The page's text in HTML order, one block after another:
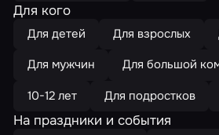
Для кого
Для детей Для взрослых
Для мужчин
Для большой
10-12 лет
Для подростков
На праздники и события